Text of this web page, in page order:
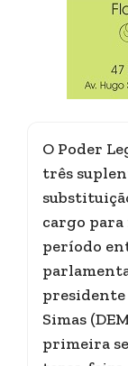
O Poder
três
cargo
período
presidente
Simas
primeira